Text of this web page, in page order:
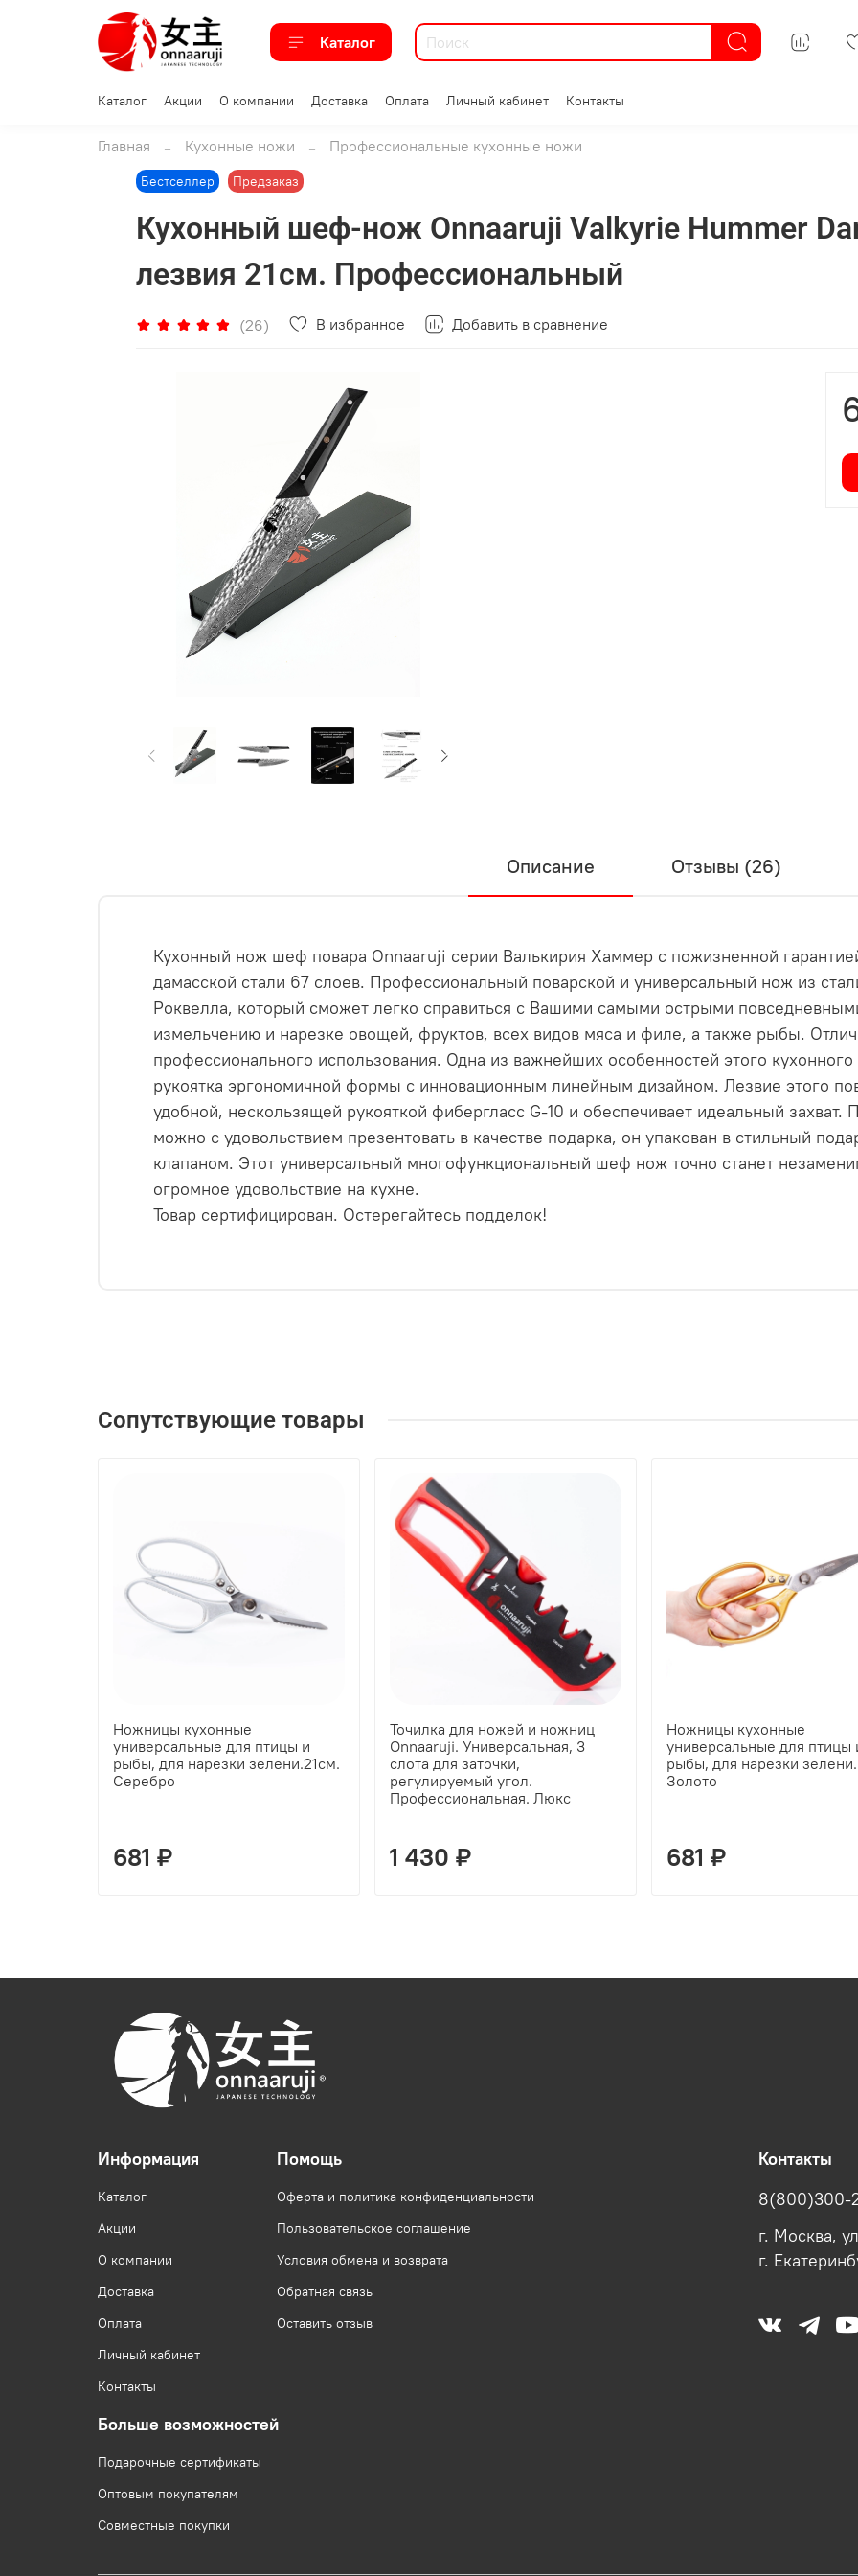
Каталог
Каталог Акции О компании Доставка Оплата Личный кабинет Контакты
Главная Кухонные ножи Профессиональные кухонные ножи
Бестселлер Предзаказ
Кухонный шеф-нож Onnaaruji Valkyrie Hummer
лезвия 21см. Профессиональный
(26) В избранное Добавить в сравнение
Описание Отзывы (26)
Кухонный нож шеф повара Onnaaruji серии Валькирия Хаммер с пожизненной
дамасской стали 67 слоев. Профессиональный поварской и универсальный нож из
Роквелла, который сможет легко справиться с Вашими самыми острыми
измельчению и нарезке овощей, фруктов, всех видов мяса и филе, а также рыбы.
профессионального использования. Одна из важнейших особенностей этого
рукоятка эргономичной формы с инновационным линейным дизайном. Лезвие этого
удобной, нескользящей рукояткой фибергласс G-10 и обеспечивает идеальный
можно с удовольствием презентовать в качестве подарка, он упакован в стильный
клапаном. Этот универсальный многофункциональный шеф нож точно станет
огромное удовольствие на кухне.
Товар сертифицирован. Остерегайтесь подделок!
Сопутствующие товары
Ножницы кухонные
универсальные для птицы и
рыбы, для нарезки зелени.21см.
Серебро
681 ₽
Точилка для ножей и ножниц
Onnaaruji. Универсальная, 3
слота для заточки,
регулируемый угол.
Профессиональная. Люкс
1 430 ₽
Ножницы кухонные
универсальные для птицы
рыбы, для нарезки
Золото
681 ₽
Информация
Каталог
Акции
О компании
Доставка
Оплата
Личный кабинет
Контакты
Помощь
Оферта и политика конфиденциальности
Пользовательское соглашение
Условия обмена и возврата
Обратная связь
Оставить отзыв
Больше возможностей
Подарочные сертификаты
Оптовым покупателям
Совместные покупки
Контакты
8(800)300-
г. Москва,
г.